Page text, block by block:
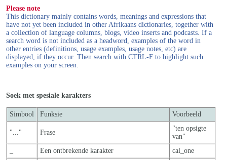
Please note
This dictionary mainly contains words, meanings and expressions that
have not yet been included in other Afrikaans dictionaries, together with
a collection of language columns, blogs, video inserts and podcasts. If a
search word is not included as a headword, examples of the word in
other entries (definitions, usage examples, usage notes, etc) are
displayed, if they occur. Then search with CTRL-F to highlight such
examples on your screen.
Soek met spesiale karakters
Simbool Funksie Voorbeeld
"..." Frase
"ten opsigte
van"
Een ontbrekende karakter
cal_one